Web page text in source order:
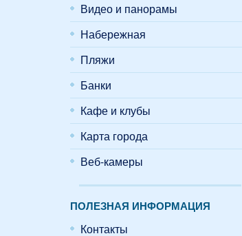
Видео и панорамы
Набережная
Пляжи
Банки
Кафе и клубы
Карта города
Веб-камеры
ПОЛЕЗНАЯ ИНФОРМАЦИЯ
Контакты